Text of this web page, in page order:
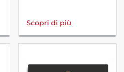
Scopri di più